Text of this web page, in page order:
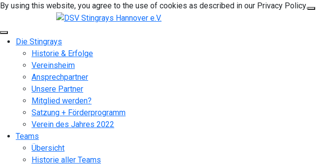
By using this website, you agree to the use of cookies as described in our Privacy Policy.
Die Stingrays
Historie & Erfolge
Vereinsheim
Ansprechpartner
Unsere Partner
Mitglied werden?
Satzung + Förderprogramm
Verein des Jahres 2022
Teams
Übersicht
Historie aller Teams